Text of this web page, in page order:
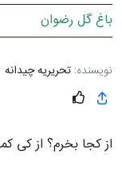
باغ گل رضوان
نویسنده: تحریریه چیدانه
از کجا بخرم؟ از کی